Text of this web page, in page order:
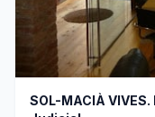
SOL-MACIÀ